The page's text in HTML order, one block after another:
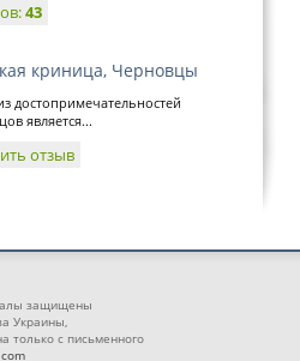
43
криница, Черновцы
достопримечательностей
является...
отзыв
защищены
Украины,
только с письменного